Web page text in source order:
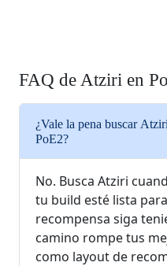
FAQ de Atziri en
¿Vale la pena buscar
PoE2?
No. Busca Atziri
tu build esté lista
recompensa siga
camino rompe tus
como layout de